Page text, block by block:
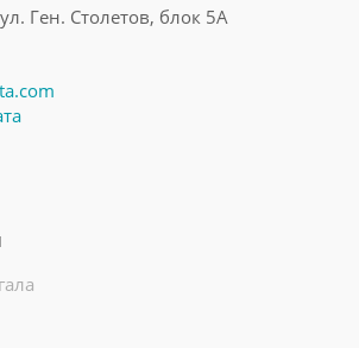
Ген. Столетов, блок 5А